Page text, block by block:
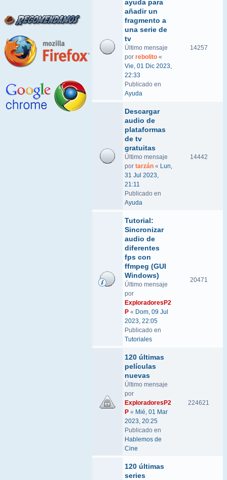
ayuda para
añadir un
fragmento a
una serie de
tv
Último mensaje
por rebolito «
Vie, 01 Dic 2023,
22:33
Publicado en
Ayuda
14257
Descargar
audio de
plataformas
de tv
gratuitas
Último mensaje
por tarzán « Lun,
31 Jul 2023,
21:11
Publicado en
Ayuda
14442
Tutorial:
Sincronizar
audio de
diferentes
fps con
ffmpeg (GUI
Windows)
Último mensaje
por
ExploradoresP2
P « Dom, 09 Jul
2023, 22:05
Publicado en
Tutoriales
20471
120 últimas
películas
nuevas
Último mensaje
por
ExploradoresP2
P « Mié, 01 Mar
2023, 20:25
Publicado en
Hablemos de
Cine
224621
120 últimas
series